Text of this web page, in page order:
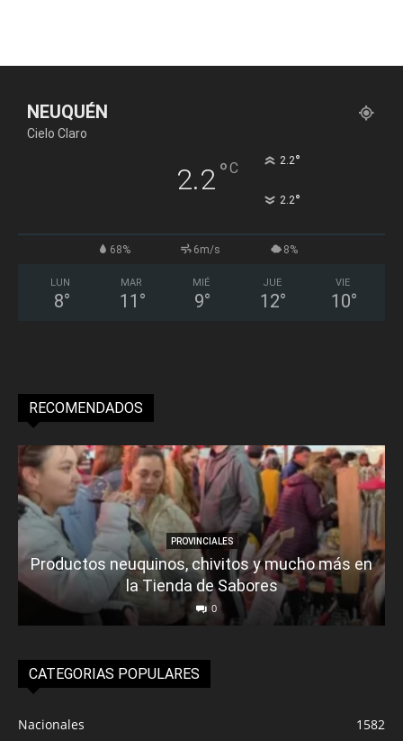
NEUQUÉN
Cielo Claro
2.2°C 2.2°
2.2°
68% 6m/s 8%
LUN
8°
MAR
11 °
MIÉ
9°
JUE
12°
VIE
10°
RECOMENDADOS
PROVINCIALES
Productos neuquinos, chivitos y mucho más en
la Tienda de Sabores
0
CATEGORIAS POPULARES
Nacionales
1582